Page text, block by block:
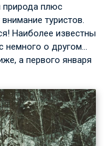
природа плюс
туристов.
Наиболее известны
о другом…
а первого января